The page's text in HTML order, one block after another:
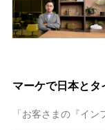
マーケで日本とタ